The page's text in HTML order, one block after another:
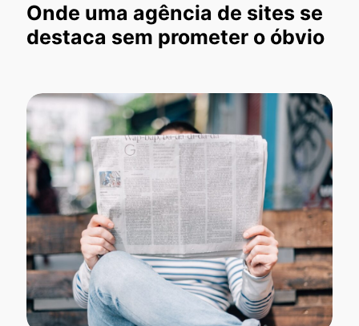
Onde uma agência de sites se
destaca sem prometer o óbvio